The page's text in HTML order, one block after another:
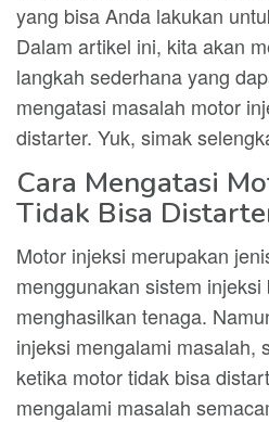
yang bisa Anda lakukan
Dalam artikel ini, kita akan
langkah sederhana yang
mengatasi masalah motor
distarter. Yuk, simak
Cara Mengatasi
Tidak Bisa
Motor injeksi merupakan
menggunakan sistem
menghasilkan tenaga.
injeksi mengalami masalah,
ketika motor tidak bisa
mengalami masalah